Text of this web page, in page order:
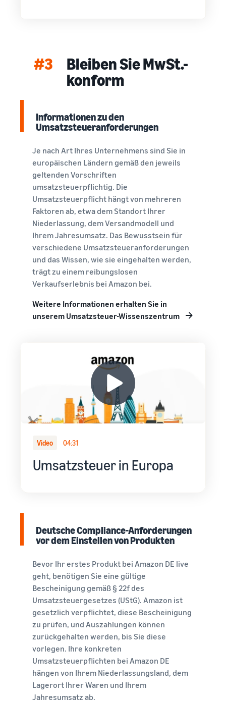
#3
Bleiben Sie MwSt.-
konform
Informationen zu den
Umsatzsteueranforderungen
Je nach Art Ihres Unternehmens sind Sie in
europäischen Ländern gemäß den jeweils
geltenden Vorschriften
umsatzsteuerpflichtig. Die
Umsatzsteuerpflicht hängt von mehreren
Faktoren ab, etwa dem Standort Ihrer
Niederlassung, dem Versandmodell und
Ihrem Jahresumsatz. Das Bewusstsein für
verschiedene Umsatzsteueranforderungen
und das Wissen, wie sie eingehalten werden,
trägt zu einem reibungslosen
Verkaufserlebnis bei Amazon bei.
Weitere Informationen erhalten Sie in
unserem Umsatzsteuer-Wissenszentrum
Video 04:31
Umsatzsteuer in Europa
Deutsche Compliance-Anforderungen
vor dem Einstellen von Produkten
Bevor Ihr erstes Produkt bei Amazon DE live
geht, benötigen Sie eine gültige
Bescheinigung gemäß § 22f des
Umsatzsteuergesetzes (UStG). Amazon ist
gesetzlich verpflichtet, diese Bescheinigung
zu prüfen, und Auszahlungen können
zurückgehalten werden, bis Sie diese
vorlegen. Ihre konkreten
Umsatzsteuerpflichten bei Amazon DE
hängen von Ihrem Niederlassungsland, dem
Lagerort Ihrer Waren und Ihrem
Jahresumsatz ab.